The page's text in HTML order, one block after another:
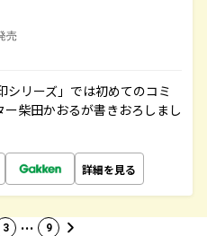
売
シリーズ」では初めてのコミ
柴田かおるが書きおろしまし
詳細を見る
3 … 9